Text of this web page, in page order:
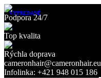
Podpora 24/7
Top kvalita
Rýchla doprava
cameronhair@cameronhair.eu
Infolinka: +421 948 015 186
VYPREDANÉ
VYPREDANÉ